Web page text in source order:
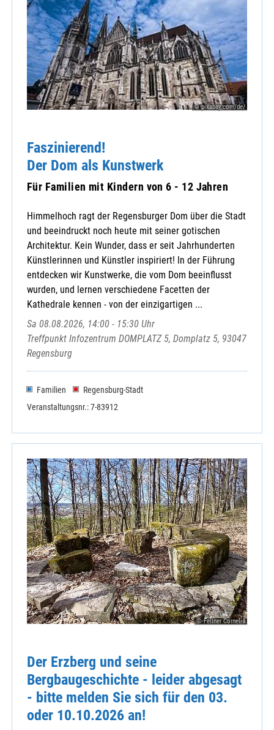
© pixabay.com/de/
Faszinierend!
Der Dom als Kunstwerk
Für Familien mit Kindern von 6 - 12 Jahren
Himmelhoch ragt der Regensburger Dom über die Stadt
und beeindruckt noch heute mit seiner gotischen
Architektur. Kein Wunder, dass er seit Jahrhunderten
Künstlerinnen und Künstler inspiriert! In der Führung
entdecken wir Kunstwerke, die vom Dom beeinflusst
wurden, und lernen verschiedene Facetten der
Kathedrale kennen - von der einzigartigen ...
Sa 08.08.2026, 14:00 - 15:30 Uhr
Treffpunkt Infozentrum DOMPLATZ 5, Domplatz 5, 93047
Regensburg
Familien
Regensburg-Stadt
Veranstaltungsnr.: 7-83912
© Fellner Cornelia
Der Erzberg und seine
Bergbaugeschichte - leider abgesagt
- bitte melden Sie sich für den 03.
oder 10.10.2026 an!